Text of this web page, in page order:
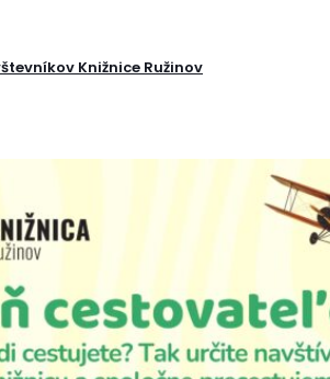
Knižnice Ružinov